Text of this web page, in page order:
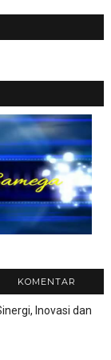
KOMENTAR
Inovasi dan